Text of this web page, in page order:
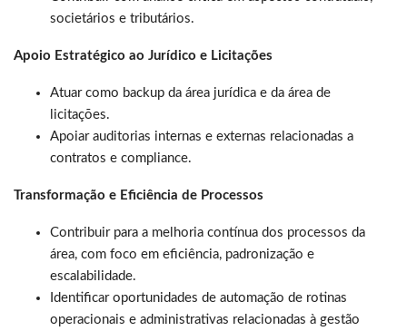
societários e tributários.
Apoio Estratégico ao Jurídico e Licitações
Atuar como backup da área jurídica e da área de
licitações.
Apoiar auditorias internas e externas relacionadas a
contratos e compliance.
Transformação e Eficiência de Processos
Contribuir para a melhoria contínua dos processos da
área, com foco em eficiência, padronização e
escalabilidade.
Identificar oportunidades de automação de rotinas
operacionais e administrativas relacionadas à gestão